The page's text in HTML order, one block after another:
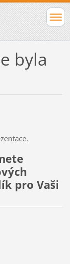
byla
pro Vaši